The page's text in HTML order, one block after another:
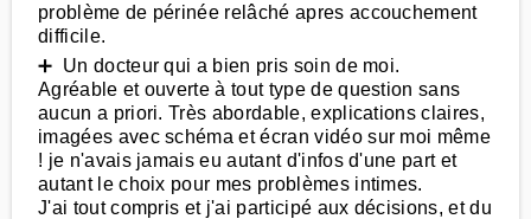
problème de périnée relâché apres accouchement
difficile.
➕ Un docteur qui a bien pris soin de moi.
Agréable et ouverte à tout type de question sans
aucun a priori. Très abordable, explications claires,
imagées avec schéma et écran vidéo sur moi même
! je n'avais jamais eu autant d'infos d'une part et
autant le choix pour mes problèmes intimes.
J'ai tout compris et j'ai participé aux décisions, et du